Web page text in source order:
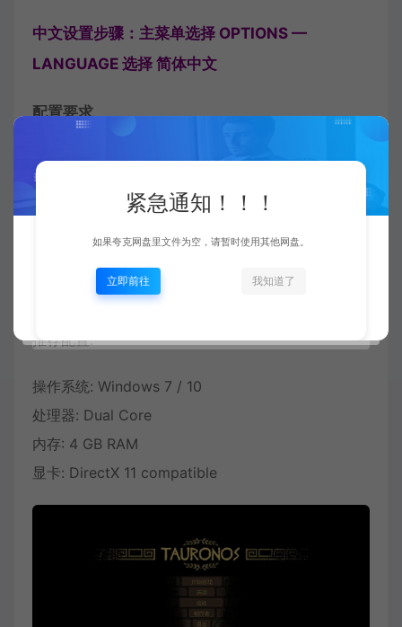
中文设置步骤：主菜单选择 OPTIONS —
LANGUAGE 选择 简体中文
配置要求
最低配置:
操作系统: Windows 7
处理器: Intel Celeron @ 1.80GHz
内存: 2 GB RAM
DirectX 版本: 11
推荐配置:
操作系统: Windows 7 / 10
处理器: Dual Core
内存: 4 GB RAM
显卡: DirectX 11 compatible
紧急通知！！！
如果夸克网盘里文件为空，请暂时使用其他网盘。
立即前往 我知道了